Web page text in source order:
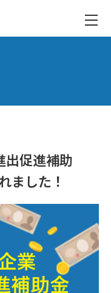
出促進補助
ました！